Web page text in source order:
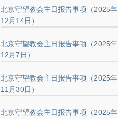
北京守望教会主日报告事项（2025年
12月14日）
北京守望教会主日报告事项（2025年
12月7日）
北京守望教会主日报告事项（2025年
11月30日）
北京守望教会主日报告事项（2025年